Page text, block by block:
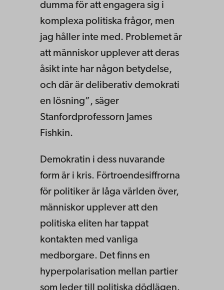
dumma för att engagera sig i
komplexa politiska frågor, men
jag håller inte med. Problemet är
att människor upplever att deras
åsikt inte har någon betydelse,
och där är deliberativ demokrati
en lösning”, säger
Stanfordprofessorn James
Fishkin.
Demokratin i dess nuvarande
form är i kris. Förtroendesiffrorna
för politiker är låga världen över,
människor upplever att den
politiska eliten har tappat
kontakten med vanliga
medborgare. Det finns en
hyperpolarisation mellan partier
som leder till politiska dödlägen.